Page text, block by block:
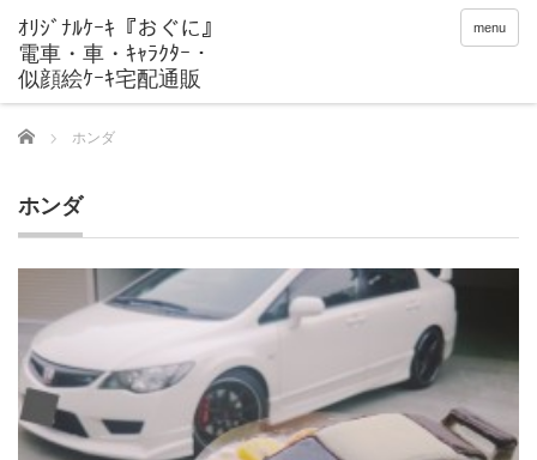
menu
Home ホンダ
ホンダ